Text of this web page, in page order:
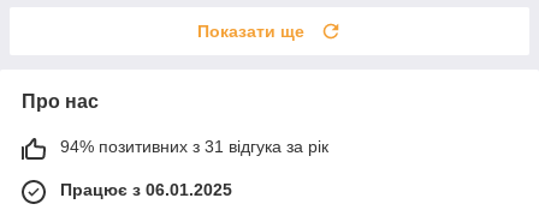
Показати ще
Про нас
94% позитивних з 31 відгука за рік
Працює з 06.01.2025